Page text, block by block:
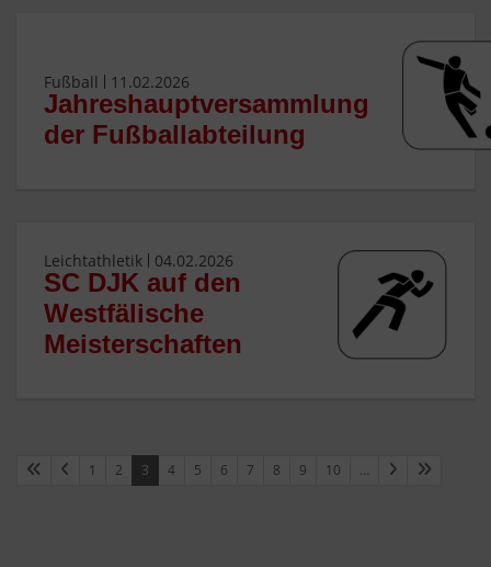
Fußball 11.02.2026
Jahreshauptversammlung
der Fußballabteilung
Leichtathletik 04.02.2026
SC DJK auf den
Westfälische
Meisterschaften
1 2 3 4 5 6 7 8 9 10 …